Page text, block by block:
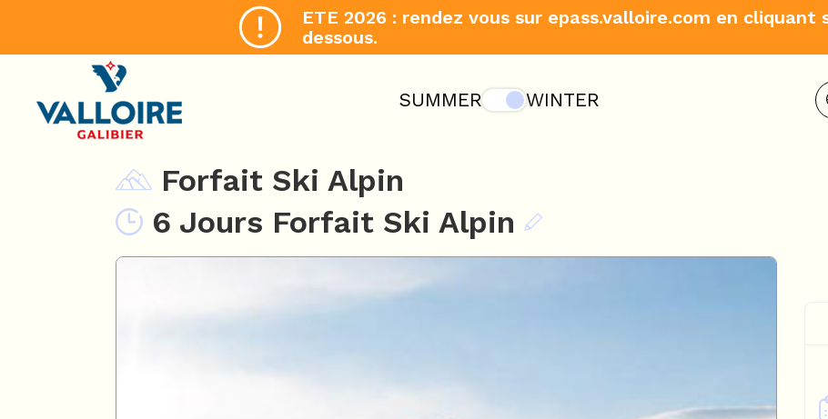
ETE 2026 : rendez vous sur epass.valloire.com en
dessous.
SUMMER WINTER
Forfait Ski Alpin
6 Jours Forfait Ski Alpin